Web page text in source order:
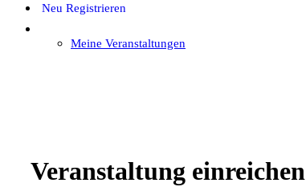
Neu Registrieren
Meine Veranstaltungen
Veranstaltung einreichen